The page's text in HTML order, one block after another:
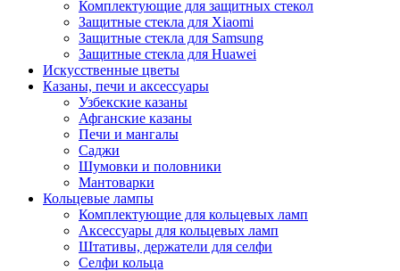
Комплектующие для защитных стекол
Защитные стекла для Xiaomi
Защитные стекла для Samsung
Защитные стекла для Huawei
Искусственные цветы
Казаны, печи и аксессуары
Узбекские казаны
Афганские казаны
Печи и мангалы
Саджи
Шумовки и половники
Мантоварки
Кольцевые лампы
Комплектующие для кольцевых ламп
Аксессуары для кольцевых ламп
Штативы, держатели для селфи
Селфи кольца